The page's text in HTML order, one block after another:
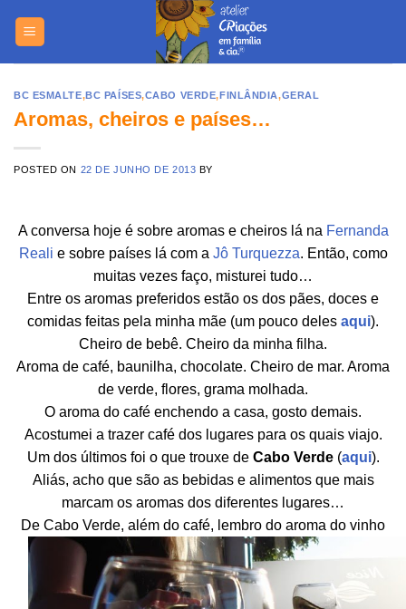
BC ESMALTE,BC PAÍSES,CABO VERDE,FINLÂNDIA,GERAL
Aromas, cheiros e países…
POSTED ON 22 DE JUNHO DE 2013 BY
A conversa hoje é sobre aromas e cheiros lá na Fernanda
Reali e sobre países lá com a Jô Turquezza. Então, como
muitas vezes faço, misturei tudo…
Entre os aromas preferidos estão os dos pães, doces e
comidas feitas pela minha mãe (um pouco deles aqui).
Cheiro de bebê. Cheiro da minha filha.
Aroma de café, baunilha, chocolate. Cheiro de mar. Aroma
de verde, flores, grama molhada.
O aroma do café enchendo a casa, gosto demais.
Acostumei a trazer café dos lugares para os quais viajo.
Um dos últimos foi o que trouxe de Cabo Verde(aqui).
Aliás, acho que são as bebidas e alimentos que mais
marcam os aromas dos diferentes lugares…
De Cabo Verde, além do café, lembro do aroma do vinho